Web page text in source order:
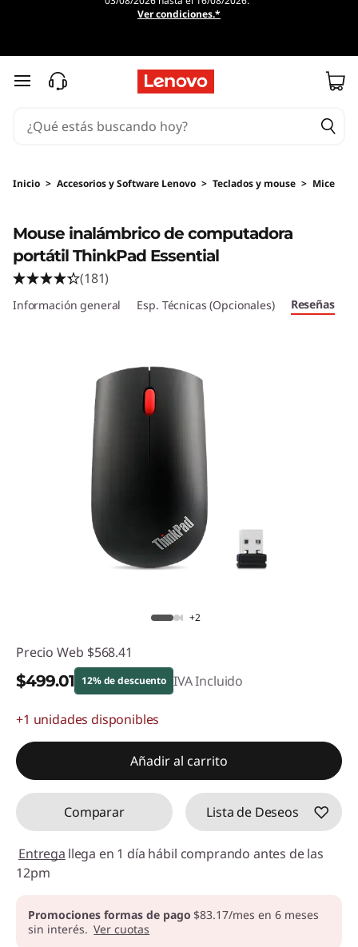
Ver condiciones.*
Ir al contenido principal
Inicio > Accesorios y Software Lenovo > Teclados y mouse > Mice
Mouse inalámbrico de computadora
portátil ThinkPad Essential
(181)
Información general Esp. Técnicas (Opcionales) Reseñas
+2
Precio Web $568.41
$499.01 12% de descuento IVA Incluido
Ahorros instantáneos :
+1 unidades disponibles
Añadir al carrito
Comparar Lista de Deseos
Entrega llega en 1 día hábil comprando antes de las
12pm
Promociones formas de pago $83.17/mes en 6 meses
sin interés. Ver cuotas